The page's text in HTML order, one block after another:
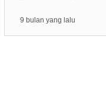
9 bulan yang lalu